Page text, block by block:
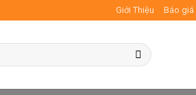
Giới Thiệu Báo giá